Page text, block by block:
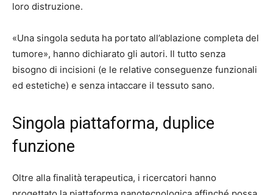
loro distruzione.
«Una singola seduta ha portato all’ablazione completa del
tumore», hanno dichiarato gli autori. Il tutto senza
bisogno di incisioni (e le relative conseguenze funzionali
ed estetiche) e senza intaccare il tessuto sano.
Singola piattaforma, duplice
funzione
Oltre alla finalità terapeutica, i ricercatori hanno